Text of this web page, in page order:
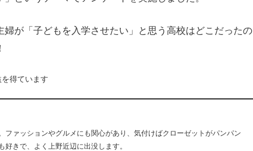
が「子どもを入学させたい」と思う高校はどこだったの
得ています
ファッションやグルメにも関心があり、気付けばクローゼットがパンパン
きで、よく上野近辺に出没します。